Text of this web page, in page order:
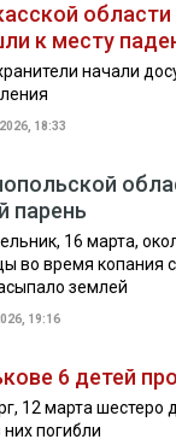
к месту
начали
18:33
парень
16 марта,
во время копания
землей
19:16
6 детей
12 марта шестеро
погибли